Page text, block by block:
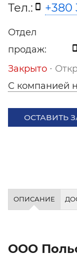
Тел.: +380
Отдел
продаж:
Закрыто ⋅
С компанией
ОСТАВИТЬ
ОПИСАНИЕ
ООО